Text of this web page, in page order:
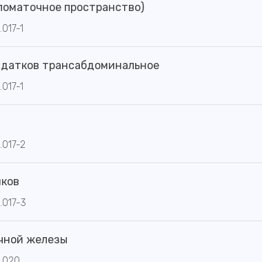
пространство)
1
трансабдоминальное
1
2
3
железы